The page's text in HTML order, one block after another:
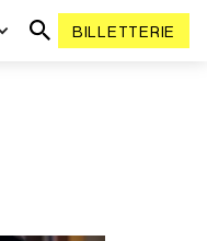
BILLETTERIE